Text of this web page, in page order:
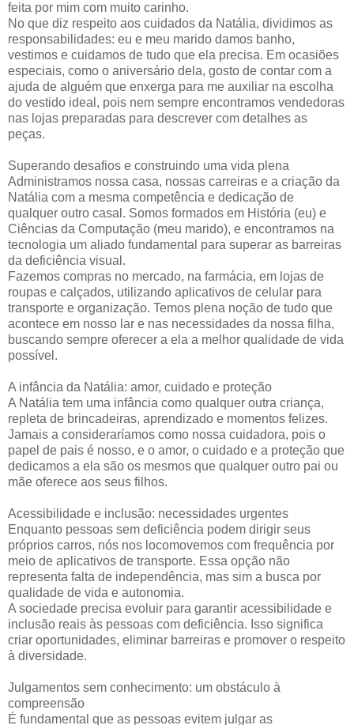
feita por mim com muito carinho.
No que diz respeito aos cuidados da Natália, dividimos as
responsabilidades: eu e meu marido damos banho,
vestimos e cuidamos de tudo que ela precisa. Em ocasiões
especiais, como o aniversário dela, gosto de contar com a
ajuda de alguém que enxerga para me auxiliar na escolha
do vestido ideal, pois nem sempre encontramos vendedoras
nas lojas preparadas para descrever com detalhes as
peças.
Superando desafios e construindo uma vida plena
Administramos nossa casa, nossas carreiras e a criação da
Natália com a mesma competência e dedicação de
qualquer outro casal. Somos formados em História (eu) e
Ciências da Computação (meu marido), e encontramos na
tecnologia um aliado fundamental para superar as barreiras
da deficiência visual.
Fazemos compras no mercado, na farmácia, em lojas de
roupas e calçados, utilizando aplicativos de celular para
transporte e organização. Temos plena noção de tudo que
acontece em nosso lar e nas necessidades da nossa filha,
buscando sempre oferecer a ela a melhor qualidade de vida
possível.
A infância da Natália: amor, cuidado e proteção
A Natália tem uma infância como qualquer outra criança,
repleta de brincadeiras, aprendizado e momentos felizes.
Jamais a consideraríamos como nossa cuidadora, pois o
papel de pais é nosso, e o amor, o cuidado e a proteção que
dedicamos a ela são os mesmos que qualquer outro pai ou
mãe oferece aos seus filhos.
Acessibilidade e inclusão: necessidades urgentes
Enquanto pessoas sem deficiência podem dirigir seus
próprios carros, nós nos locomovemos com frequência por
meio de aplicativos de transporte. Essa opção não
representa falta de independência, mas sim a busca por
qualidade de vida e autonomia.
A sociedade precisa evoluir para garantir acessibilidade e
inclusão reais às pessoas com deficiência. Isso significa
criar oportunidades, eliminar barreiras e promover o respeito
à diversidade.
Julgamentos sem conhecimento: um obstáculo à
compreensão
É fundamental que as pessoas evitem julgar as